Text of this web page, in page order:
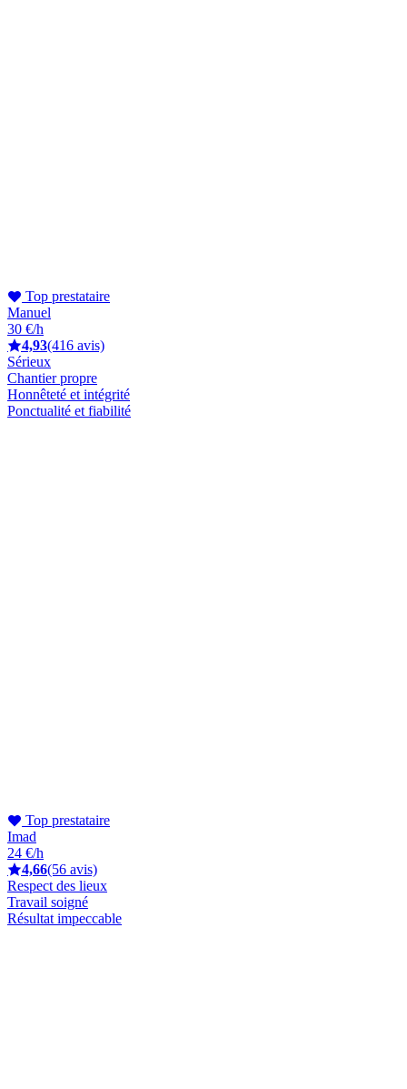
Top prestataire
Manuel
30 €/h
4,93(416 avis)
Sérieux
Chantier propre
Honnêteté et intégrité
Ponctualité et fiabilité
Top prestataire
Imad
24 €/h
4,66(56 avis)
Respect des lieux
Travail soigné
Résultat impeccable